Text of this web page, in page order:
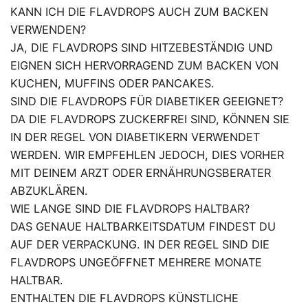
KANN ICH DIE FLAVDROPS AUCH ZUM BACKEN
VERWENDEN?
JA, DIE FLAVDROPS SIND HITZEBESTÄNDIG UND
EIGNEN SICH HERVORRAGEND ZUM BACKEN VON
KUCHEN, MUFFINS ODER PANCAKES.
SIND DIE FLAVDROPS FÜR DIABETIKER GEEIGNET?
DA DIE FLAVDROPS ZUCKERFREI SIND, KÖNNEN SIE
IN DER REGEL VON DIABETIKERN VERWENDET
WERDEN. WIR EMPFEHLEN JEDOCH, DIES VORHER
MIT DEINEM ARZT ODER ERNÄHRUNGSBERATER
ABZUKLÄREN.
WIE LANGE SIND DIE FLAVDROPS HALTBAR?
DAS GENAUE HALTBARKEITSDATUM FINDEST DU
AUF DER VERPACKUNG. IN DER REGEL SIND DIE
FLAVDROPS UNGEÖFFNET MEHRERE MONATE
HALTBAR.
ENTHALTEN DIE FLAVDROPS KÜNSTLICHE